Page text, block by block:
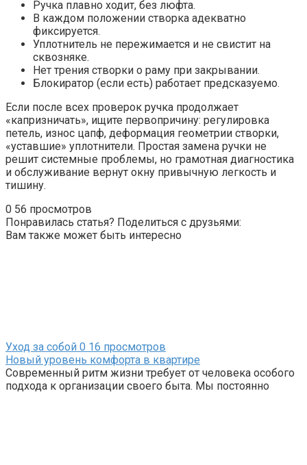
Ручка плавно ходит, без люфта.
В каждом положении створка адекватно
фиксируется.
Уплотнитель не пережимается и не свистит на
сквозняке.
Нет трения створки о раму при закрывании.
Блокиратор (если есть) работает предсказуемо.
Если после всех проверок ручка продолжает
«капризничать», ищите первопричину: регулировка
петель, износ цапф, деформация геометрии створки,
«уставшие» уплотнители. Простая замена ручки не
решит системные проблемы, но грамотная диагностика
и обслуживание вернут окну привычную легкость и
тишину.
0 56 просмотров
Понравилась статья? Поделиться с друзьями:
Вам также может быть интересно
Уход за собой 0 16 просмотров
Новый уровень комфорта в квартире
Современный ритм жизни требует от человека особого
подхода к организации своего быта. Мы постоянно